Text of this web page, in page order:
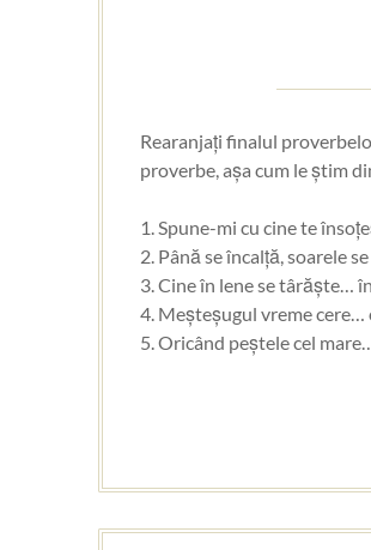
Rearanjați finalul
proverbe, așa cum le știm
1. Spune-mi cu cine te
2. Până se încalță, soarele
3. Cine în lene se târăște…
4. Meșteșugul vreme cere…
5. Oricând peștele cel